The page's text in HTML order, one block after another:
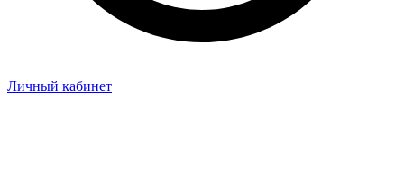
Личный кабинет